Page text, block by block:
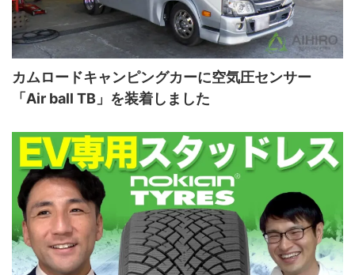
カムロードキャンピングカーに空気圧センサー
「Air ball TB」を装着しました